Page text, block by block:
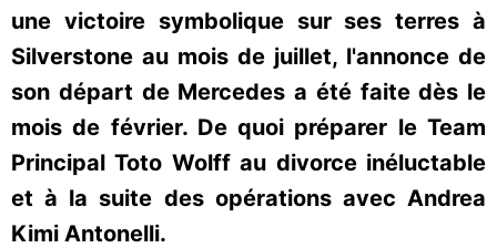
une victoire symbolique sur ses terres à
Silverstone au mois de juillet, l'annonce de
son départ de Mercedes a été faite dès le
mois de février. De quoi préparer le Team
Principal Toto Wolff au divorce inéluctable
et à la suite des opérations avec Andrea
Kimi Antonelli.